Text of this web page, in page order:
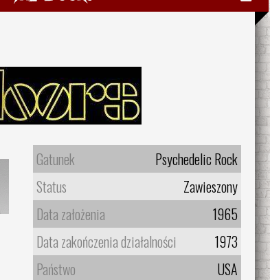
Gatunek
Psychedelic Rock
Status
Zawieszony
Data założenia
1965
Data zakończenia działalności
1973
Państwo
USA